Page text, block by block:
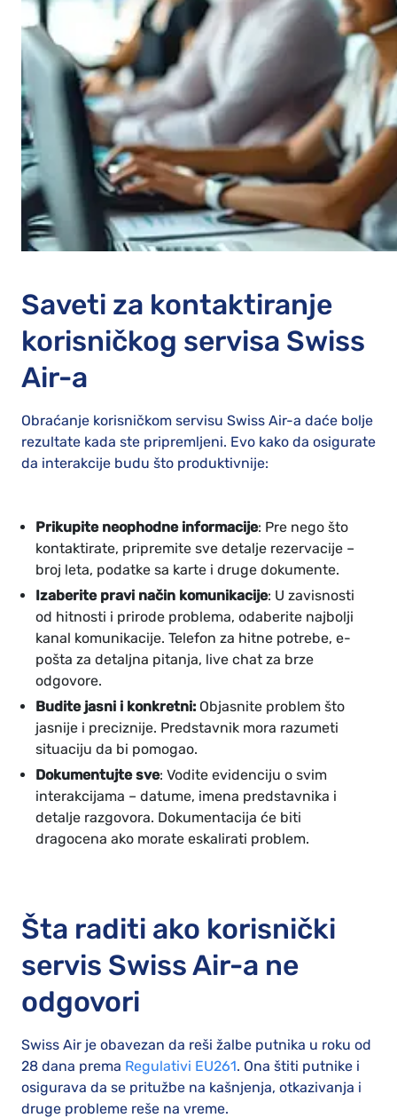
Saveti za kontaktiranje
korisničkog servisa Swiss
Air-a
Obraćanje korisničkom servisu Swiss Air-a daće bolje
rezultate kada ste pripremljeni. Evo kako da osigurate
da interakcije budu što produktivnije:
Prikupite neophodne informacije: Pre nego što
kontaktirate, pripremite sve detalje rezervacije –
broj leta, podatke sa karte i druge dokumente.
Izaberite pravi način komunikacije: U zavisnosti
od hitnosti i prirode problema, odaberite najbolji
kanal komunikacije. Telefon za hitne potrebe, e-
pošta za detaljna pitanja, live chat za brze
odgovore.
Budite jasni i konkretni: Objasnite problem što
jasnije i preciznije. Predstavnik mora razumeti
situaciju da bi pomogao.
Dokumentujte sve: Vodite evidenciju o svim
interakcijama – datume, imena predstavnika i
detalje razgovora. Dokumentacija će biti
dragocena ako morate eskalirati problem.
Šta raditi ako korisnički
servis Swiss Air-a ne
odgovori
Swiss Air je obavezan da reši žalbe putnika u roku od
28 dana prema Regulativi EU261. Ona štiti putnike i
osigurava da se pritužbe na kašnjenja, otkazivanja i
druge probleme reše na vreme.